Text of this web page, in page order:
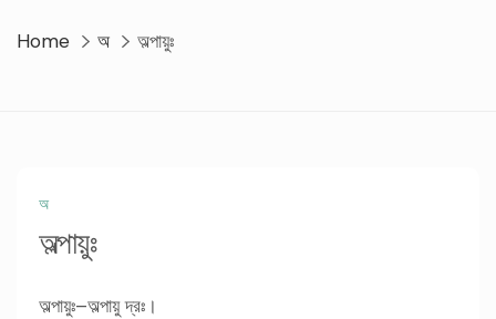
Home অ অল্পায়ুঃ
অ
অল্পায়ুঃ
অল্পায়ুঃ–অল্পায়ু দ্রঃ।